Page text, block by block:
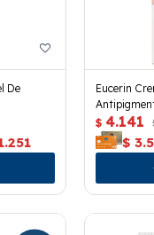
De
Eucerin
$ 4.141
$